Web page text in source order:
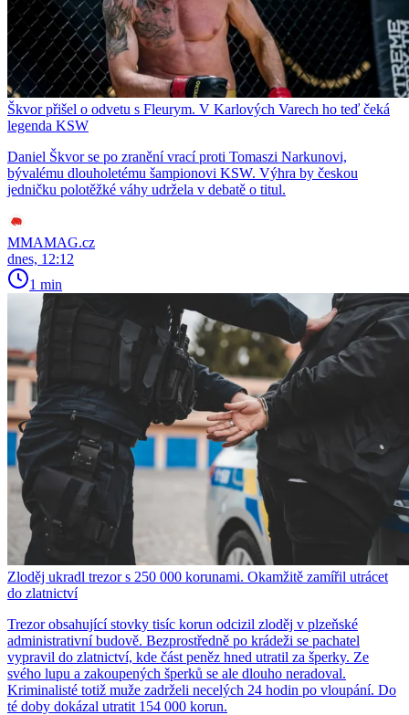
Škvor přišel o odvetu s Fleurym. V Karlových Varech ho teď čeká
legenda KSW
Daniel Škvor se po zranění vrací proti Tomaszi Narkunovi,
bývalému dlouholetému šampionovi KSW. Výhra by českou
jedničku polotěžké váhy udržela v debatě o titul.
MMAMAG.cz
dnes, 12:12
1 min
Zloděj ukradl trezor s 250 000 korunami. Okamžitě zamířil utrácet
do zlatnictví
Trezor obsahující stovky tisíc korun odcizil zloděj v plzeňské
administrativní budově. Bezprostředně po krádeži se pachatel
vypravil do zlatnictví, kde část peněz hned utratil za šperky. Ze
svého lupu a zakoupených šperků se ale dlouho neradoval.
Kriminalisté totiž muže zadrželi necelých 24 hodin po vloupání. Do
té doby dokázal utratit 154 000 korun.